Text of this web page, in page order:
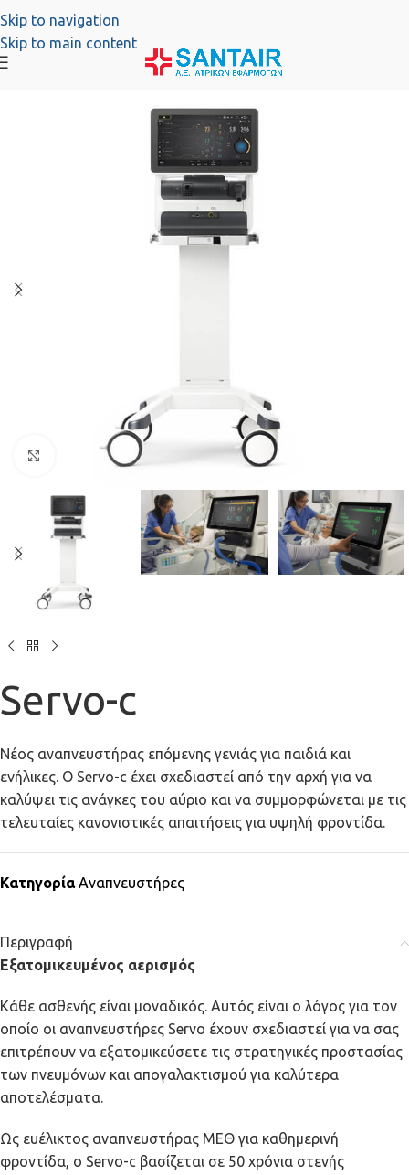
Skip to navigation
Skip to main content
Click to enlarge
Servo-c
Nέος αναπνευστήρας επόμενης γενιάς για παιδιά και
ενήλικες. O Servo-c έχει σχεδιαστεί από την αρχή για να
καλύψει τις ανάγκες του αύριο και να συμμορφώνεται με τις
τελευταίες κανονιστικές απαιτήσεις για υψηλή φροντίδα.
Κατηγορία Αναπνευστήρες
Περιγραφή
Εξατομικευμένος αερισμός
Κάθε ασθενής είναι μοναδικός. Αυτός είναι ο λόγος για τον
οποίο οι αναπνευστήρες Servo έχουν σχεδιαστεί για να σας
επιτρέπουν να εξατομικεύσετε τις στρατηγικές προστασίας
των πνευμόνων και απογαλακτισμού για καλύτερα
αποτελέσματα.
Ως ευέλικτος αναπνευστήρας ΜΕΘ για καθημερινή
φροντίδα, ο Servo-c βασίζεται σε 50 χρόνια στενής